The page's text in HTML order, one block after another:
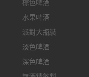
棕色啤酒
水果啤酒
派對大瓶裝
淡色啤酒
深色啤酒